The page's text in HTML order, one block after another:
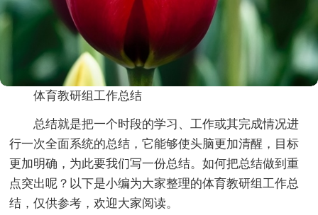
体育教研组工作总结
总结就是把一个时段的学习、工作或其完成情况进
行一次全面系统的总结，它能够使头脑更加清醒，目标
更加明确，为此要我们写一份总结。如何把总结做到重
点突出呢？以下是小编为大家整理的体育教研组工作总
结，仅供参考，欢迎大家阅读。